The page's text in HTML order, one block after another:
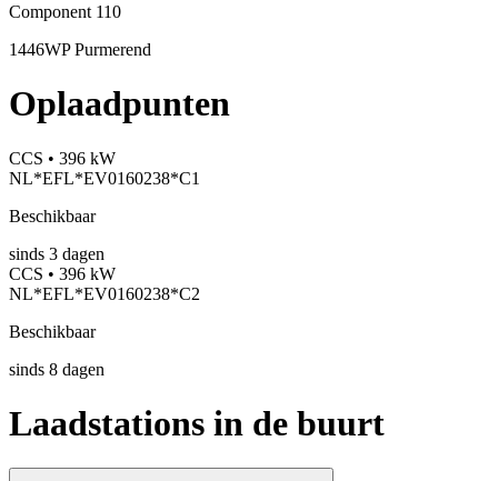
Component 110
1446WP Purmerend
Oplaadpunten
CCS • 396 kW
NL*EFL*EV0160238*C1
Beschikbaar
sinds 3 dagen
CCS • 396 kW
NL*EFL*EV0160238*C2
Beschikbaar
sinds 8 dagen
Laadstations in de buurt